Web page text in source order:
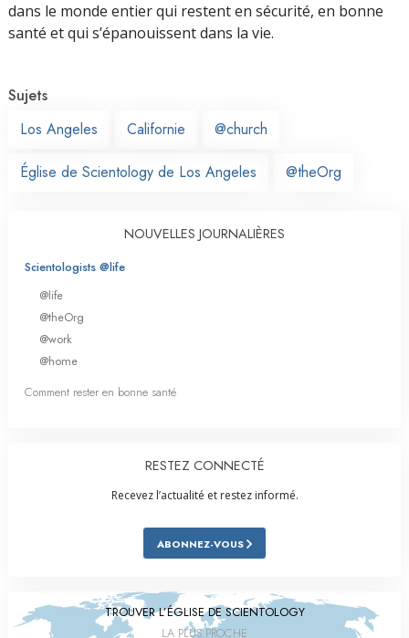
dans le monde entier qui restent en sécurité, en bonne
santé et qui s’épanouissent dans la vie.
Sujets
Los Angeles
Californie @church
Église de Scientology de Los Angeles @theOrg
NOUVELLES JOURNALIÈRES
Scientologists @life
@life
@theOrg
@work
@home
Comment rester en bonne santé
RESTEZ CONNECTÉ
Recevez l’actualité et restez informé.
ABONNEZ-VOUS
TROUVER L’ÉGLISE DE SCIENTOLOGY
LA PLUS PROCHE